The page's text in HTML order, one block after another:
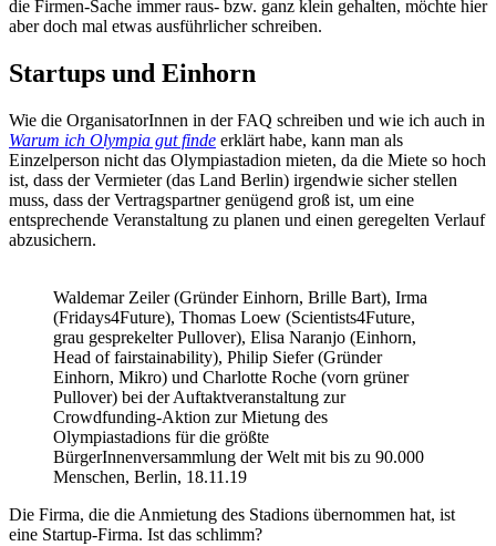
die Firmen-Sache immer raus- bzw. ganz klein gehalten, möchte hier
aber doch mal etwas ausführlicher schreiben.
Startups und Einhorn
Wie die OrganisatorInnen in der FAQ schreiben und wie ich auch in
Warum ich Olympia gut finde erklärt habe, kann man als
Einzelperson nicht das Olympiastadion mieten, da die Miete so hoch
ist, dass der Vermieter (das Land Berlin) irgendwie sicher stellen
muss, dass der Vertragspartner genügend groß ist, um eine
entsprechende Veranstaltung zu planen und einen geregelten Verlauf
abzusichern.
Waldemar Zeiler (Gründer Einhorn, Brille Bart), Irma
(Fridays4Future), Thomas Loew (Scientists4Future,
grau gesprekelter Pullover), Elisa Naranjo (Einhorn,
Head of fairstainability), Philip Siefer (Gründer
Einhorn, Mikro) und Charlotte Roche (vorn grüner
Pullover) bei der Auftaktveranstaltung zur
Crowdfunding-Aktion zur Mietung des
Olympiastadions für die größte
BürgerInnenversammlung der Welt mit bis zu 90.000
Menschen, Berlin, 18.11.19
Die Firma, die die Anmietung des Stadions übernommen hat, ist
eine Startup-Firma. Ist das schlimm?